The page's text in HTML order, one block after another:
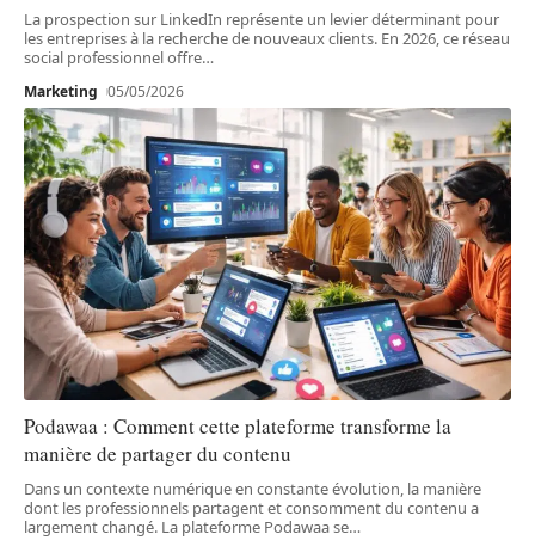
La prospection sur LinkedIn représente un levier déterminant pour
les entreprises à la recherche de nouveaux clients. En 2026, ce réseau
social professionnel offre…
Marketing 05/05/2026
Podawaa : Comment cette plateforme transforme la
manière de partager du contenu
Dans un contexte numérique en constante évolution, la manière
dont les professionnels partagent et consomment du contenu a
largement changé. La plateforme Podawaa se…